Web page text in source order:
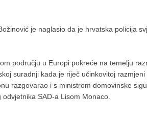
je naglasio da je hrvatska policija
području u Europi pokreće na temelju
suradnji kada je riječ učinkovitoj razmjeni
razgovarao i s ministrom domovinske
SAD-a Lisom Monaco.